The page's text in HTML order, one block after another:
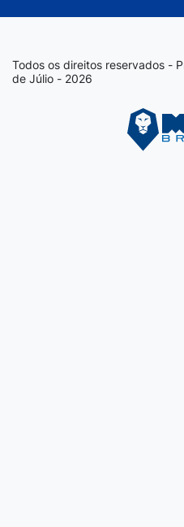
Todos os direitos reservados -
de Júlio - 2026